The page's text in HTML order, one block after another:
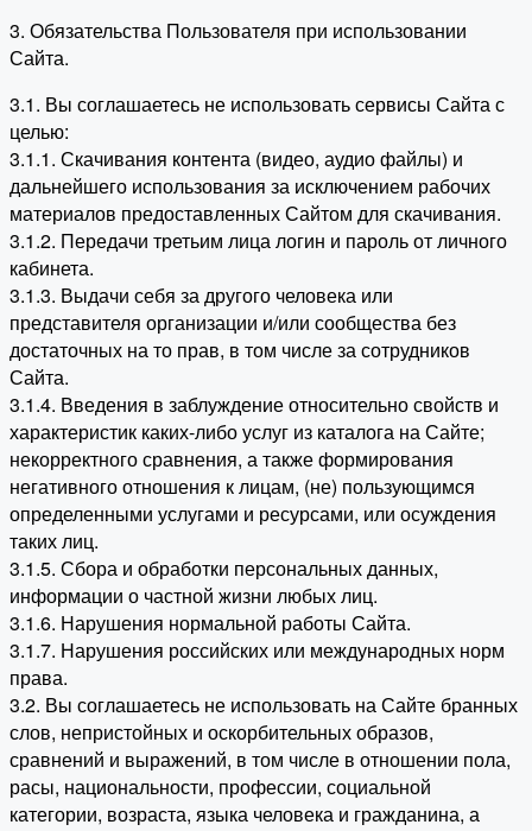
3. Обязательства Пользователя при использовании
Сайта.
3.1. Вы соглашаетесь не использовать сервисы Сайта с
целью:
3.1.1. Скачивания контента (видео, аудио файлы) и
дальнейшего использования за исключением рабочих
материалов предоставленных Сайтом для скачивания.
3.1.2. Передачи третьим лица логин и пароль от личного
кабинета.
3.1.3. Выдачи себя за другого человека или
представителя организации и/или сообщества без
достаточных на то прав, в том числе за сотрудников
Сайта.
3.1.4. Введения в заблуждение относительно свойств и
характеристик каких-либо услуг из каталога на Сайте;
некорректного сравнения, а также формирования
негативного отношения к лицам, (не) пользующимся
определенными услугами и ресурсами, или осуждения
таких лиц.
3.1.5. Сбора и обработки персональных данных,
информации о частной жизни любых лиц.
3.1.6. Нарушения нормальной работы Сайта.
3.1.7. Нарушения российских или международных норм
права.
3.2. Вы соглашаетесь не использовать на Сайте бранных
слов, непристойных и оскорбительных образов,
сравнений и выражений, в том числе в отношении пола,
расы, национальности, профессии, социальной
категории, возраста, языка человека и гражданина, а